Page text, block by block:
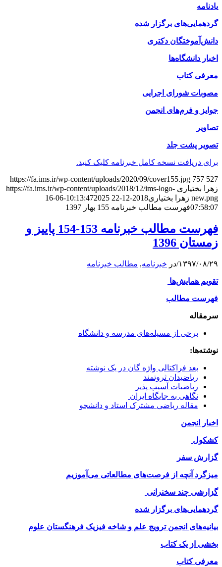
یادنامه
گردهمایی‌های برگزار شده
دانش‌آموختگان دکتری
اخبار دانشگا‌ه‌ها
معرفی کتاب
مصوبات شورای اجرایی
جوایز و فرم‌های انجمن
تصاویر
تصویر پشت جلد
برای دریافت نسخه کامل خبرنامه کلیک کنید.
https://fa.ims.ir/wp-content/uploads/2020/09/cover155.jpg 757 527
زهرا بختیاری https://fa.ims.ir/wp-content/uploads/2018/12/ims-logo-
new.png زهرا بختیاری2018-12-22 10:13:47
2025-06-16
07:58:07فهرست مطالب خبرنامه 155 بهار 1397
فهرست مطالب خبرنامه 153-154 پاییز و
زمستان 1396
۱۳۹۷/۰۸/۲۹/در خبرنامه, مطالب خبرنامه
تقویم همایش‌ها
فهرست مطالب
سرمقاله
برخی از مسیله‌های مدرسه و دانشگاه
نوشته‌ها:
بعد فراکتالی واژه گان در یک نوشته
ریاضیدان ثروتمند
ریاضیات آسیب پذیر
نگاهی به جایگاه ایران
مقاله ریاضی مشترک استاد و دانشجو
اخبار انجمن
کشکول
گزارش سفر
میزگرد آنچه از فرصت‌های مطالعاتی می‌آموزیم
گزارشی چند سخنرانی
گردهمایی‌های برگزار شده
بیانیه‌های انجمن ترویج علم و شاخه فیزیک فرهنگستان علوم
بخشی از یک کتاب
معرفی کتاب